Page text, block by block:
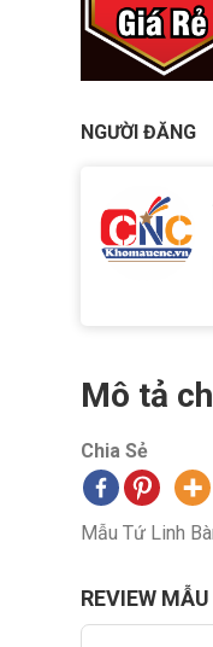
NGƯỜI ĐĂNG
Mô tả
Chia Sẻ
Mẫu Tứ Linh
REVIEW